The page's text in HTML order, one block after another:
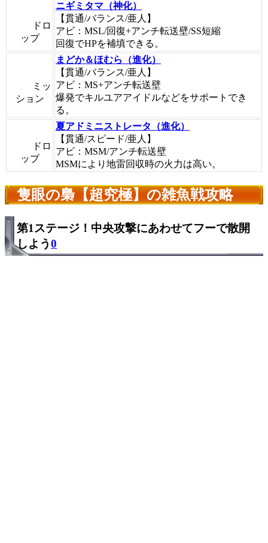
ドロ
ップ
ニギミタマ（神化）
【貫通/バランス/亜人】
アビ：MSL/回復+アンチ転送壁/SS短縮
回復でHPを補填できる。
ミッ
ション
まどか＆ほむら（進化）
【貫通/バランス/亜人】
アビ：MS+アンチ転送壁
爆発でキルユアアイドルなどをサポートでき
る。
ドロ
ップ
夏アドミニストレータ（進化）
【貫通/スピード/亜人】
アビ：MSM/アンチ転送壁
MSMにより地雷回収時の火力は高い。
隻眼の梟【超究極】の雑魚戦攻略
第1ステージ！中央攻撃にあわせてフーで散開
しよう0